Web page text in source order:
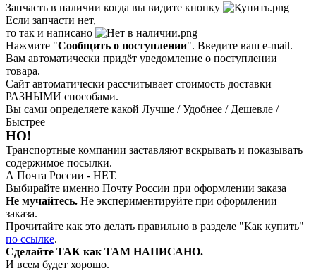
Запчасть в наличии когда вы видите кнопку
Если запчасти нет,
то так и написано
Нажмите "Сообщить о поступлении". Введите ваш e-mail.
Вам автоматически придёт уведомление о поступлении
товара.
Сайт автоматически рассчитывает стоимость доставки
РАЗНЫМИ способами.
Вы сами определяете какой Лучше / Удобнее / Дешевле /
Быстрее
НО!
Транспортные компании заставляют вскрывать и показывать
содержимое посылки.
А Почта России - НЕТ.
Выбирайте именно Почту России при оформлении заказа
Не мучайтесь. Не экспериментируйте при оформлении
заказа.
Прочитайте как это делать правильно в разделе "Как купить"
по ссылке.
Сделайте ТАК как ТАМ НАПИСАНО.
И всем будет хорошо.